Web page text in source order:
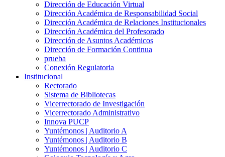
Dirección de Educación Virtual
Dirección Académica de Responsabilidad Social
Dirección Académica de Relaciones Institucionales
Dirección Académica del Profesorado
Dirección de Asuntos Académicos
Dirección de Formación Continua
prueba
Conexión Regulatoria
Institucional
Rectorado
Sistema de Bibliotecas
Vicerrectorado de Investigación
Vicerrectorado Administrativo
Innova PUCP
Yuntémonos | Auditorio A
Yuntémonos | Auditorio B
Yuntémonos | Auditorio C